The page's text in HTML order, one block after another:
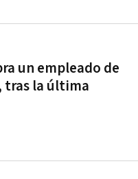
un empleado de
tras la última